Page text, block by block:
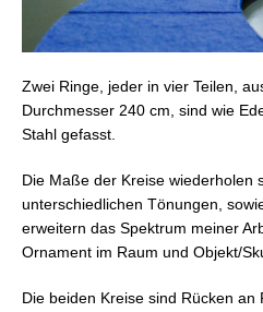
Zwei Ringe, jeder in vier Teilen,
Durchmesser 240 cm, sind wie
Stahl gefasst.
Die Maße der Kreise wiederholen
unterschiedlichen Tönungen,
erweitern das Spektrum meiner
Ornament im Raum und Objekt/
Die beiden Kreise sind Rücken an